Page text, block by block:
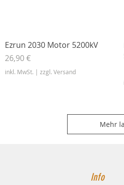
Schnellansicht
Ezrun 2030 Motor 5200kV
Preis
26,90 €
inkl. MwSt. | zzgl. Versand
Mehr
Info